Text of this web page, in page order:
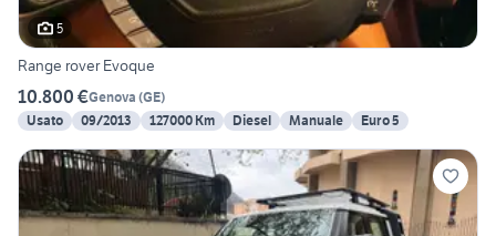
5
Range rover Evoque
10.800 €Genova (GE)
Usato
09/2013 127000 Km Diesel Manuale Euro 5